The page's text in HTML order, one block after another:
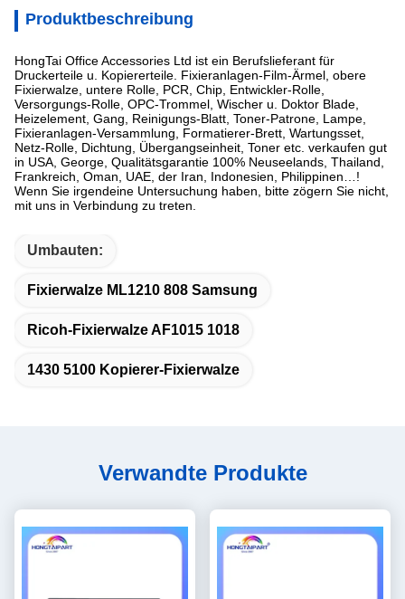
Produktbeschreibung
HongTai Office Accessories Ltd ist ein Berufslieferant für
Druckerteile u. Kopiererteile. Fixieranlagen-Film-Ärmel, obere
Fixierwalze, untere Rolle, PCR, Chip, Entwickler-Rolle,
Versorgungs-Rolle, OPC-Trommel, Wischer u. Doktor Blade,
Heizelement, Gang, Reinigungs-Blatt, Toner-Patrone, Lampe,
Fixieranlagen-Versammlung, Formatierer-Brett, Wartungsset,
Netz-Rolle, Dichtung, Übergangseinheit, Toner etc. verkaufen gut
in USA, George, Qualitätsgarantie 100% Neuseelands, Thailand,
Frankreich, Oman, UAE, der Iran, Indonesien, Philippinen…!
Wenn Sie irgendeine Untersuchung haben, bitte zögern Sie nicht,
mit uns in Verbindung zu treten.
Umbauten:
Fixierwalze ML1210 808 Samsung
Ricoh-Fixierwalze AF1015 1018
1430 5100 Kopierer-Fixierwalze
Verwandte Produkte